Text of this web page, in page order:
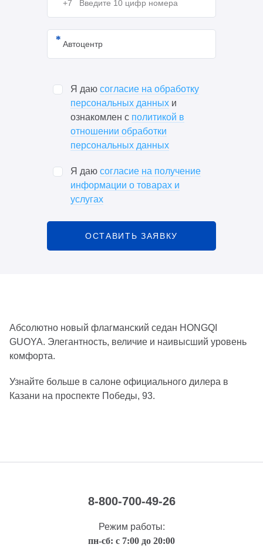
Я даю согласие на обработку
персональных данных и
ознакомлен с политикой в
отношении обработки
персональных данных
Я даю согласие на получение
информации о товарах и
услугах
ОСТАВИТЬ ЗАЯВКУ
Абсолютно новый флагманский седан HONGQI
GUOYA. Элегантность, величие и наивысший уровень
комфорта.
Узнайте больше в салоне официального дилера в
Казани на проспекте Победы, 93.
8-800-700-49-26
Режим работы:
пн-сб: с 7:00 до 20:00